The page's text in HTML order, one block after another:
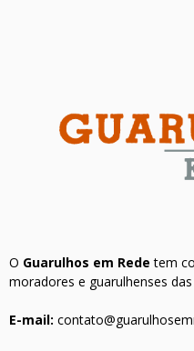
O Guarulhos em Rede tem
moradores e guarulhenses
E-mail: